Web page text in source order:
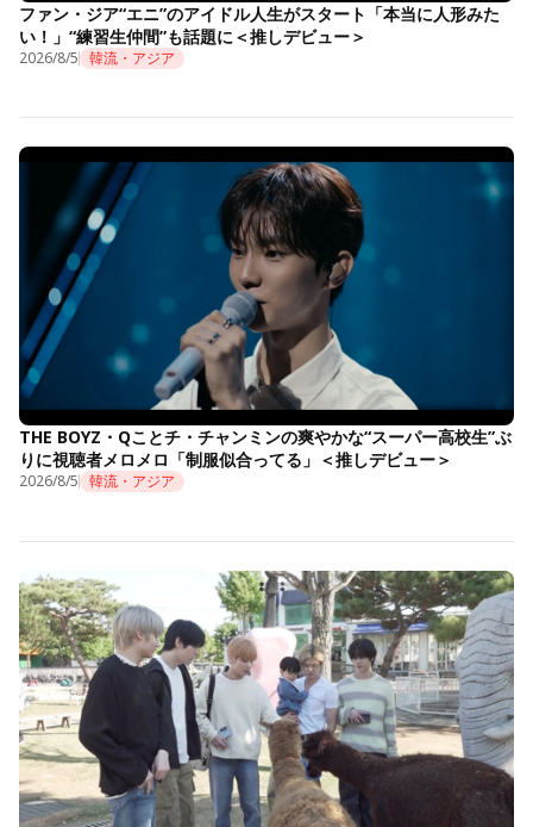
ファン・ジア“エニ”のアイドル人生がスタート「本当に人形みた
い！」“練習生仲間”も話題に＜推しデビュー＞
2026/8/5 韓流・アジア
THE BOYZ・Qことチ・チャンミンの爽やかな“スーパー高校生”ぶ
りに視聴者メロメロ「制服似合ってる」＜推しデビュー＞
2026/8/5 韓流・アジア